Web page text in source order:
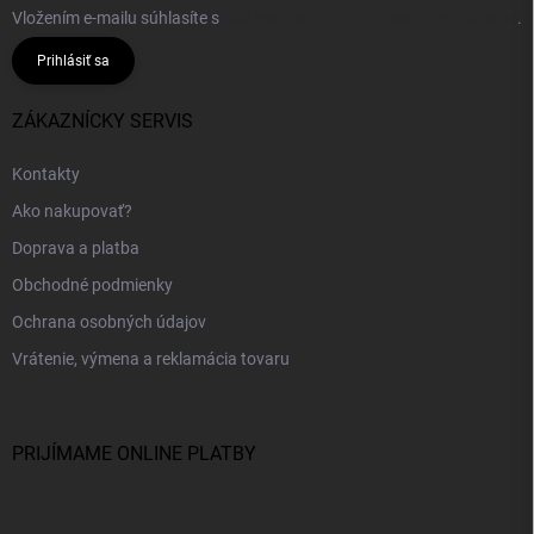
Vložením e-mailu súhlasíte s .
Prihlásiť sa
ZÁKAZNÍCKY SERVIS
Kontakty
Ako nakupovať?
Doprava a platba
Obchodné podmienky
Ochrana osobných údajov
Vrátenie, výmena a reklamácia tovaru
PRIJÍMAME ONLINE PLATBY